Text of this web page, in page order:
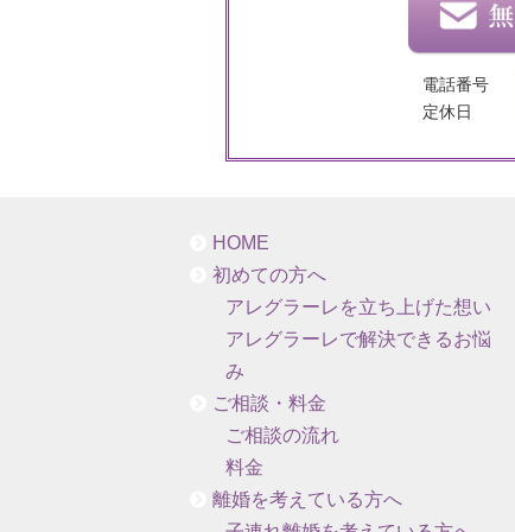
電話番号
定休日
HOME
初めての方へ
アレグラーレを立ち上げた想い
アレグラーレで解決できるお悩
み
ご相談・料金
ご相談の流れ
料金
離婚を考えている方へ